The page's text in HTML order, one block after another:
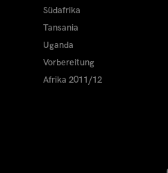
Südafrika
Tansania
Uganda
Vorbereitung
Afrika 2011/12